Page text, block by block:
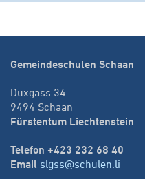
Gemeindeschulen Schaan
Duxgass 34
9494 Schaan
Fürstentum Liechtenstein
Telefon +423 232 68 40
Email slgss@schulen.li